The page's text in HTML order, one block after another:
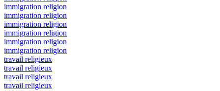
immigration religion
immigration religion
immigration religion
immigration religion
immigration religion
immigration religion
travail religieux
travail religieux
travail religieux
travail religieux